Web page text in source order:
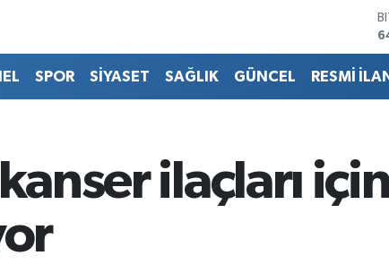
SPOR SİYASET SAĞLIK GÜNCEL RESMİ İLAN
kanser ilaçları